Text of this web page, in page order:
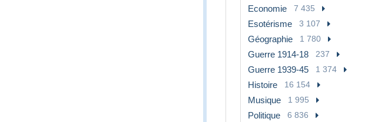
Economie 7 435
Esotérisme 3 107
Géographie 1 780
Guerre 1914-18 237
Guerre 1939-45 1 374
Histoire 16 154
Musique 1 995
Politique 6 836